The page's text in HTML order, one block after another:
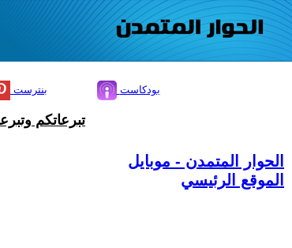
بنترست بودكاست
تبرعاتكم
الحوار المتمدن - موبايل
الموقع الرئيسي